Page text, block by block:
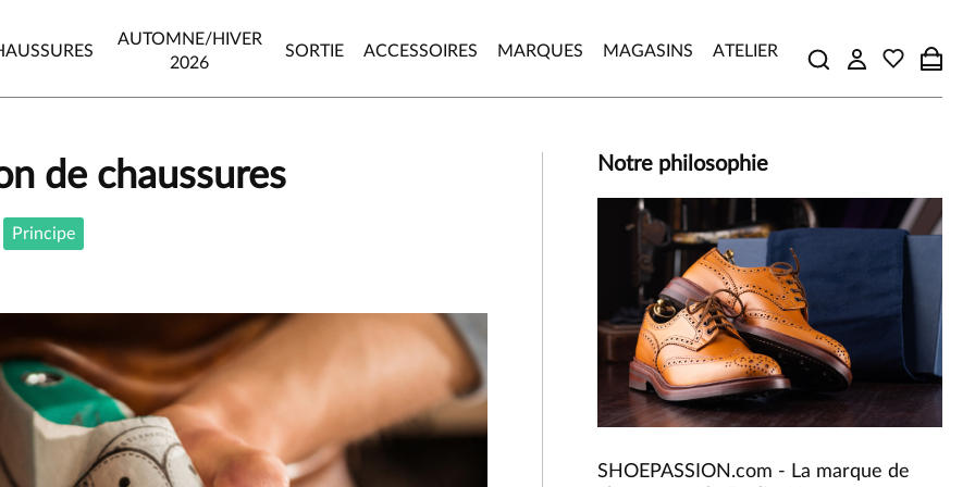
AUTOMNE/HIVER
2026
SORTIE ACCESSOIRES MARQUES MAGASINS ATELIER
de chaussures
Principe
Notre philosophie
SHOEPASSION.com - La marque de